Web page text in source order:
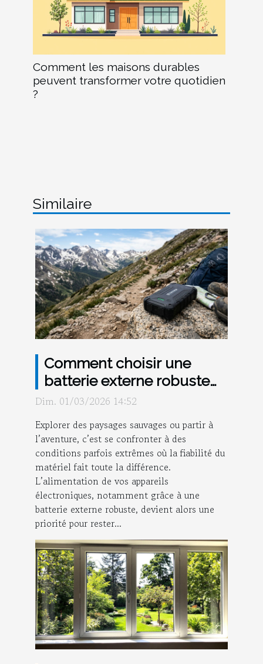
Comment les maisons durables
peuvent transformer votre quotidien
?
Similaire
Comment choisir une
batterie externe robuste
pour vos aventures ?
Dim. 01/03/2026 14:52
Explorer des paysages sauvages ou partir à
l’aventure, c’est se confronter à des
conditions parfois extrêmes où la fiabilité du
matériel fait toute la différence.
L’alimentation de vos appareils
électroniques, notamment grâce à une
batterie externe robuste, devient alors une
priorité pour rester...